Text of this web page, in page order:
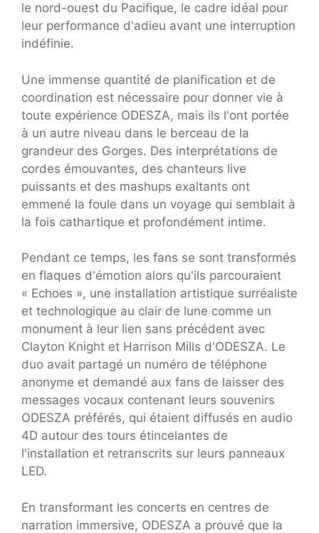
le nord-ouest du Pacifique, le cadre idéal pour
leur performance d'adieu avant une interruption
indéfinie.
Une immense quantité de planification et de
coordination est nécessaire pour donner vie à
toute expérience ODESZA, mais ils l'ont portée
à un autre niveau dans le berceau de la
grandeur des Gorges. Des interprétations de
cordes émouvantes, des chanteurs live
puissants et des mashups exaltants ont
emmené la foule dans un voyage qui semblait à
la fois cathartique et profondément intime.
Pendant ce temps, les fans se sont transformés
en flaques d'émotion alors qu'ils parcouraient
« Echoes », une installation artistique surréaliste
et technologique au clair de lune comme un
monument à leur lien sans précédent avec
Clayton Knight et Harrison Mills d'ODESZA. Le
duo avait partagé un numéro de téléphone
anonyme et demandé aux fans de laisser des
messages vocaux contenant leurs souvenirs
ODESZA préférés, qui étaient diffusés en audio
4D autour des tours étincelantes de
l'installation et retranscrits sur leurs panneaux
LED.
En transformant les concerts en centres de
narration immersive, ODESZA a prouvé que la